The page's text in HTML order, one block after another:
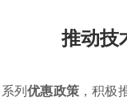
推动技
列优惠政策，积极